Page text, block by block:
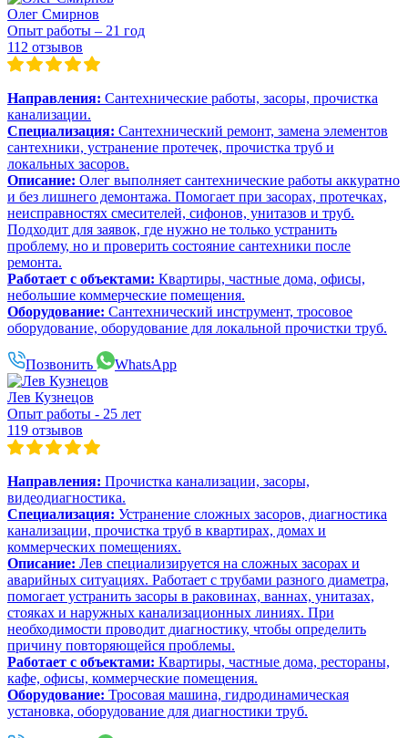
Олег Смирнов
Опыт работы – 21 год
112 отзывов
Направления: Сантехнические работы, засоры, прочистка
канализации.
Специализация: Сантехнический ремонт, замена элементов
сантехники, устранение протечек, прочистка труб и
локальных засоров.
Описание: Олег выполняет сантехнические работы аккуратно
и без лишнего демонтажа. Помогает при засорах, протечках,
неисправностях смесителей, сифонов, унитазов и труб.
Подходит для заявок, где нужно не только устранить
проблему, но и проверить состояние сантехники после
ремонта.
Работает с объектами: Квартиры, частные дома, офисы,
небольшие коммерческие помещения.
Оборудование: Сантехнический инструмент, тросовое
оборудование, оборудование для локальной прочистки труб.
Позвонить WhatsApp
Лев Кузнецов
Опыт работы - 25 лет
119 отзывов
Направления: Прочистка канализации, засоры,
видеодиагностика.
Специализация: Устранение сложных засоров, диагностика
канализации, прочистка труб в квартирах, домах и
коммерческих помещениях.
Описание: Лев специализируется на сложных засорах и
аварийных ситуациях. Работает с трубами разного диаметра,
помогает устранить засоры в раковинах, ваннах, унитазах,
стояках и наружных канализационных линиях. При
необходимости проводит диагностику, чтобы определить
причину повторяющейся проблемы.
Работает с объектами: Квартиры, частные дома, рестораны,
кафе, офисы, коммерческие помещения.
Оборудование: Тросовая машина, гидродинамическая
установка, оборудование для диагностики труб.